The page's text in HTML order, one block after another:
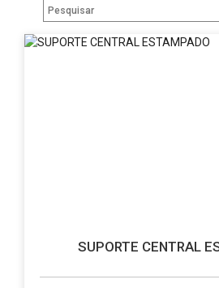
SUPORTE CENTRAL